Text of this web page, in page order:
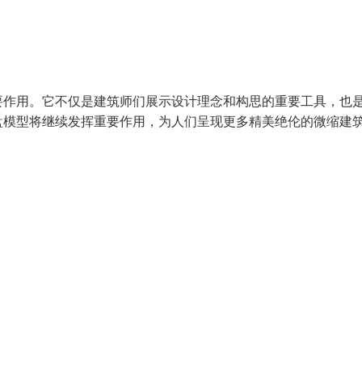
用。它不仅是建筑师们展示设计理念和构思的重要工具，也
型将继续发挥重要作用，为人们呈现更多精美绝伦的微缩建